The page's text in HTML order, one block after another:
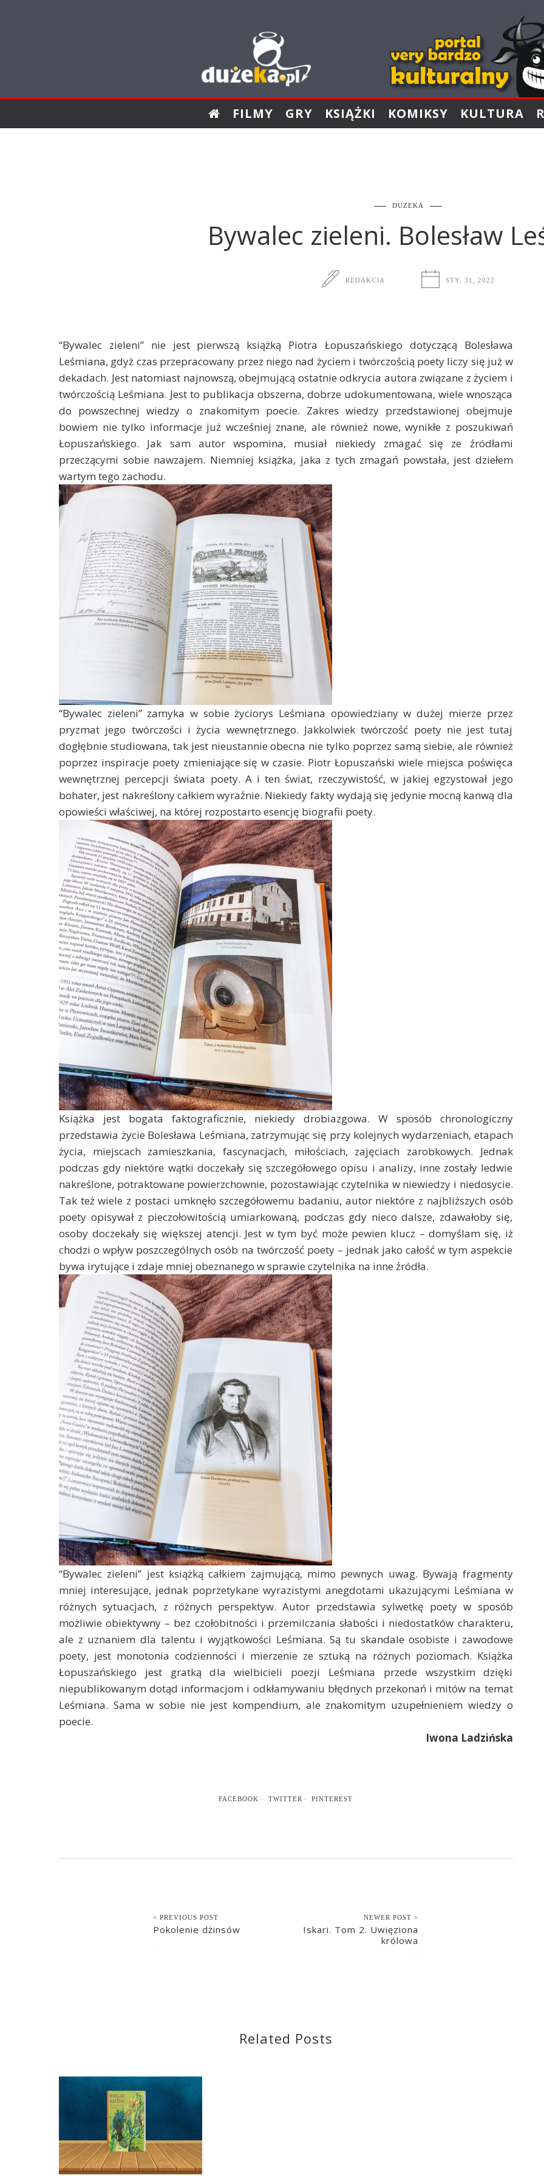
FILMY GRY KSIĄŻKI KOMIKSY KULTURA
DUZEKA
Bywalec zieleni. Bolesław
REDAKCJA STY, 31, 2022
“Bywalec zieleni” nie jest pierwszą książką Piotra Łopuszańskiego dotyczącą Bolesława
Leśmiana, gdyż czas przepracowany przez niego nad życiem i twórczością poety liczy się już w
dekadach. Jest natomiast najnowszą, obejmującą ostatnie odkrycia autora związane z życiem i
twórczością Leśmiana. Jest to publikacja obszerna, dobrze udokumentowana, wiele wnosząca
do powszechnej wiedzy o znakomitym poecie. Zakres wiedzy przedstawionej obejmuje
bowiem nie tylko informacje już wcześniej znane, ale również nowe, wynikłe z poszukiwań
Łopuszańskiego. Jak sam autor wspomina, musiał niekiedy zmagać się ze źródłami
przeczącymi sobie nawzajem. Niemniej książka, jaka z tych zmagań powstała, jest dziełem
wartym tego zachodu.
“Bywalec zieleni” zamyka w sobie życiorys Leśmiana opowiedziany w dużej mierze przez
pryzmat jego twórczości i życia wewnętrznego. Jakkolwiek twórczość poety nie jest tutaj
dogłębnie studiowana, tak jest nieustannie obecna nie tylko poprzez samą siebie, ale również
poprzez inspiracje poety zmieniające się w czasie. Piotr Łopuszański wiele miejsca poświęca
wewnętrznej percepcji świata poety. A i ten świat, rzeczywistość, w jakiej egzystował jego
bohater, jest nakreślony całkiem wyraźnie. Niekiedy fakty wydają się jedynie mocną kanwą dla
opowieści właściwej, na której rozpostarto esencję biografii poety.
Książka jest bogata faktograficznie, niekiedy drobiazgowa. W sposób chronologiczny
przedstawia życie Bolesława Leśmiana, zatrzymując się przy kolejnych wydarzeniach, etapach
życia, miejscach zamieszkania, fascynacjach, miłościach, zajęciach zarobkowych. Jednak
podczas gdy niektóre wątki doczekały się szczegółowego opisu i analizy, inne zostały ledwie
nakreślone, potraktowane powierzchownie, pozostawiając czytelnika w niewiedzy i niedosycie.
Tak też wiele z postaci umknęło szczegółowemu badaniu, autor niektóre z najbliższych osób
poety opisywał z pieczołowitością umiarkowaną, podczas gdy nieco dalsze, zdawałoby się,
osoby doczekały się większej atencji. Jest w tym być może pewien klucz – domyślam się, iż
chodzi o wpływ poszczególnych osób na twórczość poety – jednak jako całość w tym aspekcie
bywa irytujące i zdaje mniej obeznanego w sprawie czytelnika na inne źródła.
“Bywalec zieleni” jest książką całkiem zajmującą, mimo pewnych uwag. Bywają fragmenty
mniej interesujące, jednak poprzetykane wyrazistymi anegdotami ukazującymi Leśmiana w
różnych sytuacjach, z różnych perspektyw. Autor przedstawia sylwetkę poety w sposób
możliwie obiektywny – bez czołobitności i przemilczania słabości i niedostatków charakteru,
ale z uznaniem dla talentu i wyjątkowości Leśmiana. Są tu skandale osobiste i zawodowe
poety, jest monotonia codzienności i mierzenie ze sztuką na różnych poziomach. Książka
Łopuszańskiego jest gratką dla wielbicieli poezji Leśmiana przede wszystkim dzięki
niepublikowanym dotąd informacjom i odkłamywaniu błędnych przekonań i mitów na temat
Leśmiana. Sama w sobie nie jest kompendium, ale znakomitym uzupełnieniem wiedzy o
poecie.
Iwona Ladzińska
FACEBOOK TWITTER PINTEREST
< PREVIOUS POST
Pokolenie dżinsów
NEWER POST >
Iskari. Tom 2. Uwięziona
królowa
Related Posts